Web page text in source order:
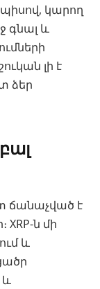
կարող
գնալ և
լի է
ձեր
ճանաչված է
ն մի
և
և